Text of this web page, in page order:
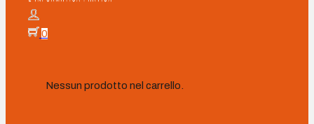
0
Nessun prodotto nel carrello.